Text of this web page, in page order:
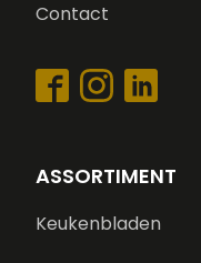
Contact
ASSORTIMENT
Keukenbladen